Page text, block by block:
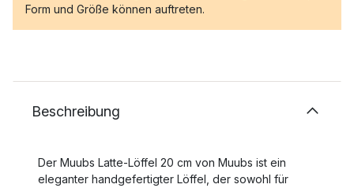
Form und Größe können auftreten.
Beschreibung
Der Muubs Latte-Löffel 20 cm von Muubs ist ein
eleganter handgefertigter Löffel, der sowohl für